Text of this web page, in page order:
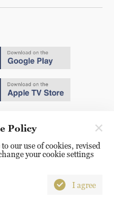
Policy
our use of cookies, revised
your cookie settings
I agree